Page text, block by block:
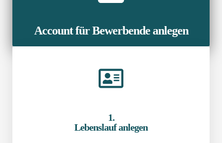
Account für Bewerbende anlegen
1.
Lebenslauf anlegen